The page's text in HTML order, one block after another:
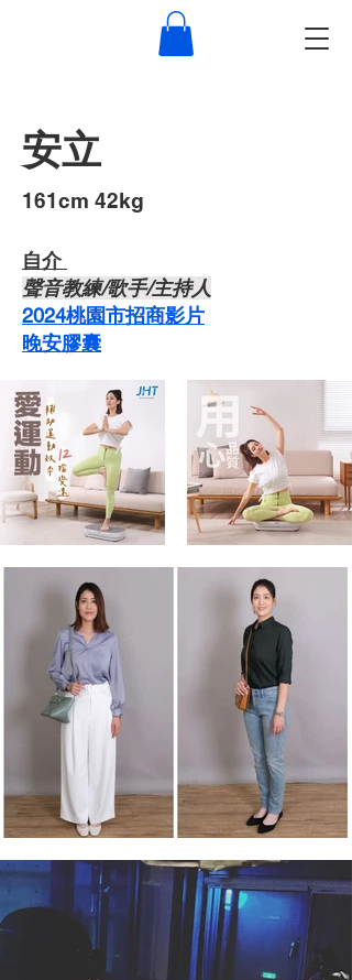
安立
​161cm 42kg
自介 ​
​聲音教練/歌手/主持人
2024桃園市招商影片
晚安膠囊